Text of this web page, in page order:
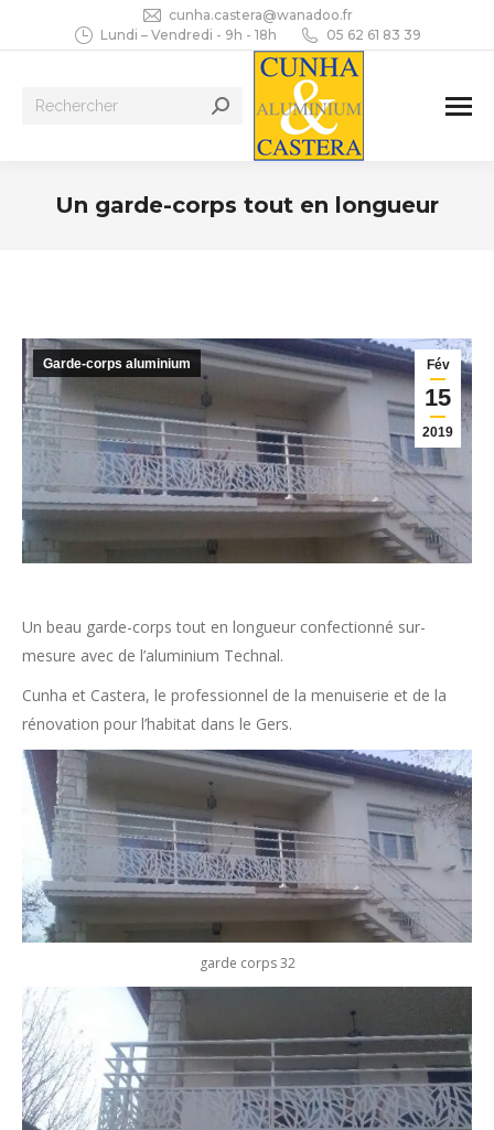
cunha.castera@wanadoo.fr
Lundi – Vendredi - 9h - 18h
05 62 61 83 39
Recherche
Un garde-corps tout en longueur
Fév
15
2019
Garde-corps aluminium
Un beau garde-corps tout en longueur confectionné sur-
mesure avec de l’aluminium Technal.
Cunha et Castera, le professionnel de la menuiserie et de la
rénovation pour l’habitat dans le Gers.
garde corps 32